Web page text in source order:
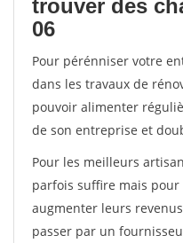
trouver des
06
Pour pérénniser votre
dans les travaux de
pouvoir alimenter
de son entreprise et
Pour les meilleurs
parfois suffire mais
augmenter leurs
passer par un